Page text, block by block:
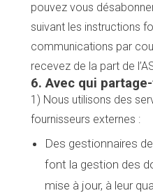
pouvez vous
suivant les instructions
communications par
recevez de la part de
6. Avec qui
1) Nous utilisons des
fournisseurs externes :
Des gestionnaires
font la gestion des
mise à jour, à leur